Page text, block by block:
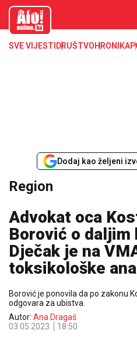
aloonline.b
SVE VIJESTI DRUŠTVOHRONIKA
Dodaj kao željeni
Region
Advokat oca
Borović o daljim
Dječak je na
toksikološke
Borović je ponovila da po zakonu
odgovara za ubistva.
Autor: Ana Dragaš
03.05.2023.
18:50